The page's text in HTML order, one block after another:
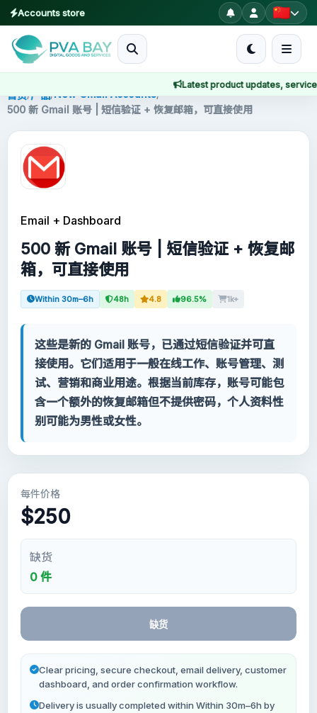
Accounts store
Latest product updates, service
MENU
产品
博客
2FA
FAQ
我的账户
支持
Google Voice
Gmail 账号 2024
Gmail 账号 2023
2FA Gmail 账号
Forwarding Gmail
新 Gmail 账号
首页/产品/New Gmail Accounts/
500 新 Gmail 账号 | 短信验证 + 恢复邮箱，可直接使用
Email + Dashboard
500 新 Gmail 账号 | 短信验证 + 恢复邮
箱，可直接使用
Within 30m–6h 48h 4.8 96.5% 1k+
这些是新的 Gmail 账号，已通过短信验证并可直
接使用。它们适用于一般在线工作、账号管理、测
试、营销和商业用途。根据当前库存，账号可能包
含一个额外的恢复邮箱但不提供密码，个人资料性
别可能为男性或女性。
每件价格
$250
缺货
0 件
缺货
Clear pricing, secure checkout, email delivery, customer
dashboard, and order confirmation workflow.
Delivery is usually completed within Within 30m–6h by